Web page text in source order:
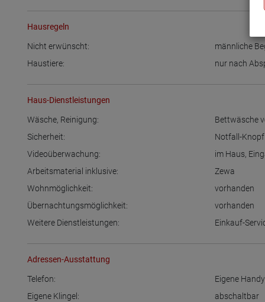
Hausregeln
Nicht erwünscht:
männliche
Haustiere:
nur nach
Haus-Dienstleistungen
Wäsche, Reinigung: Bettwäsche
Sicherheit:
Notfall-
Videoüberwachung:
im Haus,
Arbeitsmaterial inklusive:
Zewa
Wohnmöglichkeit:
vorhanden
Übernachtungsmöglichkeit:
vorhanden
Weitere Dienstleistungen:
Einkauf-
Adressen-Ausstattung
Telefon:
Eigene
Eigene Klingel:
abschaltbar